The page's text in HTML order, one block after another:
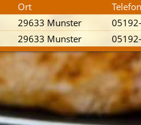
Styles
Kontakt
Ort
Telefon
29633 Munster
29633 Munster